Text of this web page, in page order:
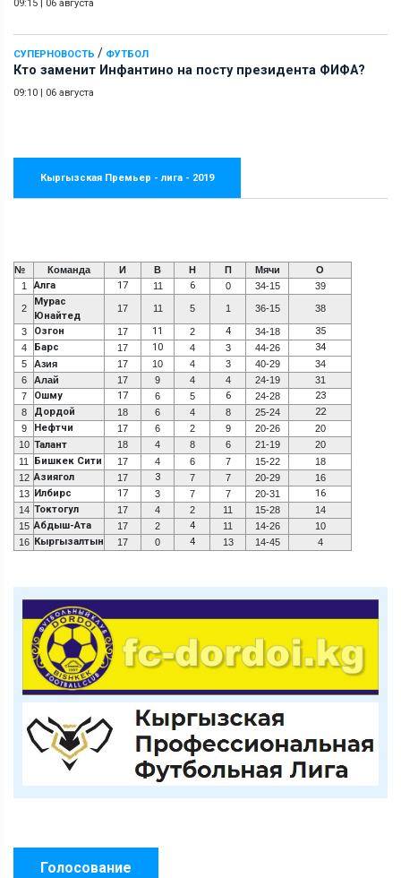
09:15 06 августа
СУПЕРНОВОСТЬ / ФУТБОЛ
Кто заменит Инфантино на посту президента ФИФА?
09:10 | 06 августа
Кыргызская Премьер - лига - 2019
№ Команда И В Н П Мячи
О
1
Алга 17 11 6 0 34-15 39
2
Мурас
Юнайтед
17 11 5 1 36-15 38
3 Озгон 17 11 2 4 34-18 35
4 Барс 17 10 4 3 44-26 34
5 Азия 17 10 4 3 40-29
34
6
Алай 17 9 4 4 24-19
31
7
Ошму 17 6 5 6 24-28 23
8 Дордой 18 6 4 8 25-24 22
9 Нефтчи 17 6 2 9 20-26
20
10 Талант 18 4 8 6 21-19
20
11
Бишкек Сити 17 4 6 7 15-22
18
12 Азиягол 17 3 7 7 20-29
16
13 Илбирс 17 3 7 7 20-31 16
14 Токтогул 17 4 2 11 15-28
14
15 Абдыш-Ата 17 2 4 11 14-26
10
16 Кыргызалтын 17 0 4 13 14-45 4
Голосование